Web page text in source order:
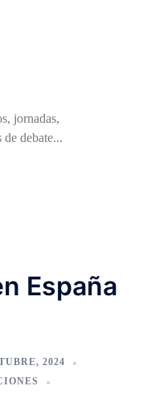
jornadas,
de debate...
España
2024